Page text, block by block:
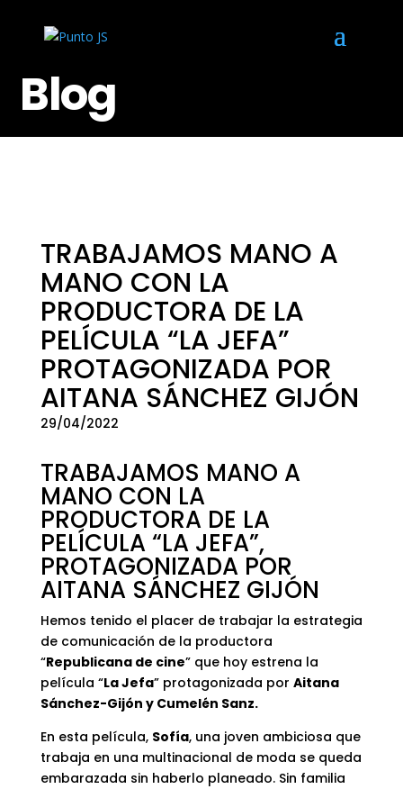
Blog
TRABAJAMOS MANO A
MANO CON LA
PRODUCTORA DE LA
PELÍCULA “LA JEFA”
PROTAGONIZADA POR
AITANA SÁNCHEZ GIJÓN
29/04/2022
TRABAJAMOS MANO A
MANO CON LA
PRODUCTORA DE LA
PELÍCULA “LA JEFA”,
PROTAGONIZADA POR
AITANA SÁNCHEZ GIJÓN
Hemos tenido el placer de trabajar la estrategia
de comunicación de la productora
“Republicana de cine” que hoy estrena la
película “La Jefa” protagonizada por Aitana
Sánchez-Gijón y Cumelén Sanz.
En esta película, Sofía, una joven ambiciosa que
trabaja en una multinacional de moda se queda
embarazada sin haberlo planeado. Sin familia